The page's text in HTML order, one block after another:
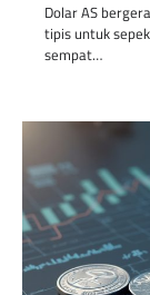
Dolar AS
tipis untuk
sempat…